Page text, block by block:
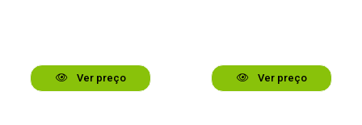
Ver preço Ver preço